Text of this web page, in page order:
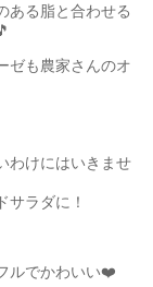
ある脂と合わせる
ゼも農家さんのオ
わけにはいきませ
サラダに！
ルでかわいい❤️